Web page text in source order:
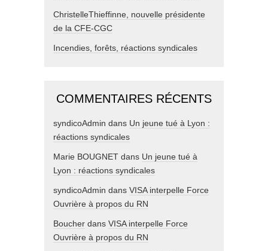
ChristelleThieffinne, nouvelle présidente
de la CFE-CGC
Incendies, forêts, réactions syndicales
COMMENTAIRES RÉCENTS
syndicoAdmin dans Un jeune tué à Lyon :
réactions syndicales
Marie BOUGNET dans Un jeune tué à
Lyon : réactions syndicales
syndicoAdmin dans VISA interpelle Force
Ouvrière à propos du RN
Boucher dans VISA interpelle Force
Ouvrière à propos du RN